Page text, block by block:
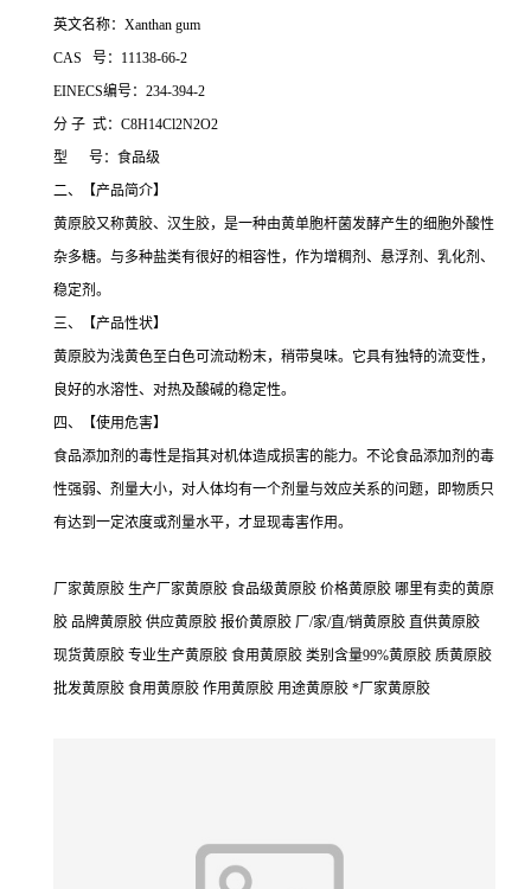
英文名称：Xanthan gum
CAS 号：11138-66-2
EINECS编号：234-394-2
分 子 式：C8H14Cl2N2O2
型 号：食品级
二、【产品简介】
黄原胶又称黄胶、汉生胶，是一种由黄单胞杆菌发酵产生的细胞外酸性
杂多糖。与多种盐类有很好的相容性，作为增稠剂、悬浮剂、乳化剂、
稳定剂。
三、【产品性状】
黄原胶为浅黄色至白色可流动粉末，稍带臭味。它具有独特的流变性，
良好的水溶性、对热及酸碱的稳定性。
四、【使用危害】
食品添加剂的毒性是指其对机体造成损害的能力。不论食品添加剂的毒
性强弱、剂量大小，对人体均有一个剂量与效应关系的问题，即物质只
有达到一定浓度或剂量水平，才显现毒害作用。
厂家黄原胶 生产厂家黄原胶 食品级黄原胶 价格黄原胶 哪里有卖的黄原
胶 品牌黄原胶 供应黄原胶 报价黄原胶 厂/家/直/销黄原胶 直供黄原胶
现货黄原胶 专业生产黄原胶 食用黄原胶 类别含量99%黄原胶 质黄原胶
批发黄原胶 食用黄原胶 作用黄原胶 用途黄原胶 *厂家黄原胶